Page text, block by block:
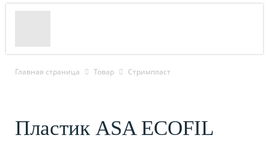
Главная страница Товар Стримпласт
Пластик ASA ECOFIL